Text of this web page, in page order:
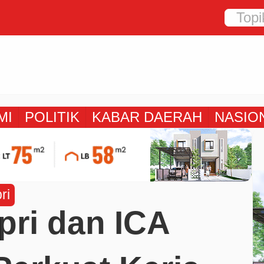
POLITIK KABAR DAERAH
dan ICA